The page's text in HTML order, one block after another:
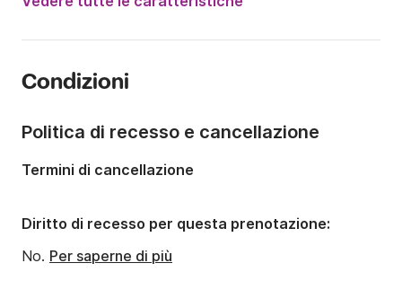
Numero di posti letto:
Pescaggio:1.95m
Potenza del motore:50CV
Condizioni
Politica di recesso e cancellazione
Termini di cancellazione
Diritto di recesso per questa prenotazione:
No. Per saperne di più